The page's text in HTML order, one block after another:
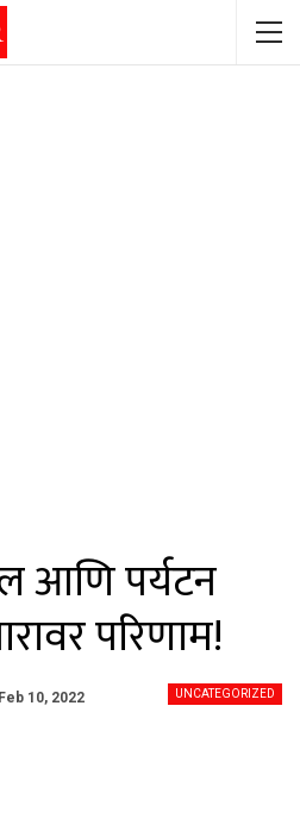
आणि पर्यटन
परिणाम!
UNCATEGORIZED
Feb 10, 2022